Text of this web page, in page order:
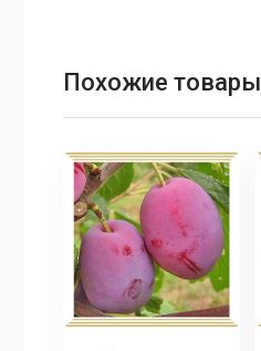
Похожие товары